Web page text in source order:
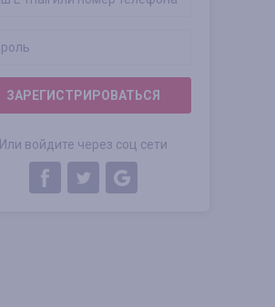
ЗАРЕГИСТРИРОВАТЬСЯ
Или войдите через соц сети